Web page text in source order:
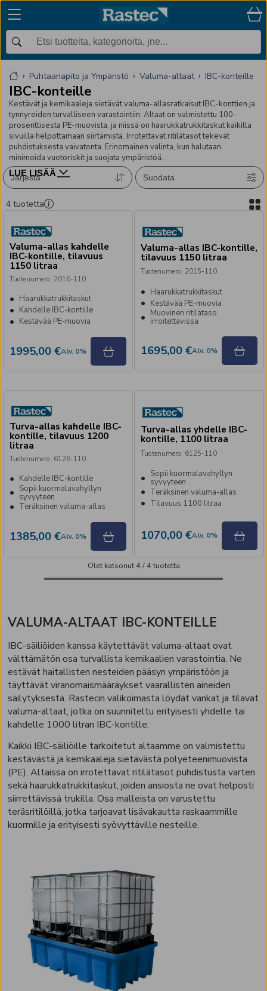
Puhtaanapito ja Ympäristö Valuma-altaat IBC-konteille
IBC-konteille
Kestävät ja kemikaaleja sietävät valuma-allasratkaisut IBC-konttien ja
tynnyreiden turvalliseen varastointiin. Altaat on valmistettu 100-
prosenttisesta PE-muovista, ja niissä on haarukkatrukkitaskut kaikilla
sivuilla helpottamaan siirtämistä. Irrotettavat ritilätasot tekevät
puhdistuksesta vaivatonta. Erinomainen valinta, kun halutaan
minimoida vuotoriskit ja suojata ympäristöä.
LUE LISÄÄ
Järjestä
4 tuotetta
Suodata
Valuma-allas kahdelle
IBC-kontille, tilavuus
1150 litraa
Tuotenumero: 2016-110
Haarukkatrukkitaskut
Kahdelle IBC-kontille
Kestävää PE-muovia
1995,00 €Alv. 0%
Valuma-allas IBC-kontille,
tilavuus 1150 litraa
Tuotenumero: 2015-110
Haarukkatrukkitaskut
Kestävää PE-muovia
Muovinen ritilätaso
irroitettavissa
1695,00 €Alv. 0%
Turva-allas kahdelle IBC-
kontille, tilavuus 1200
litraa
Tuotenumero: 6126-110
Kahdelle IBC-kontille
Sopii kuormalavahyllyn
syvyyteen
Teräksinen valuma-allas
1385,00 €Alv. 0%
Turva-allas yhdelle IBC-
kontille, 1100 litraa
Tuotenumero: 6125-110
Sopii kuormalavahyllyn
syvyyteen
Teräksinen valuma-allas
Tilavuus 1100 litraa
1070,00 €Alv. 0%
Olet katsonut 4/ 4tuotetta
VALUMA-ALTAAT IBC-KONTEILLE
IBC-säiliöiden kanssa käytettävät valuma-altaat ovat
välttämätön osa turvallista kemikaalien varastointia. Ne
estävät haitallisten nesteiden pääsyn ympäristöön ja
täyttävät viranomaismääräykset vaarallisten aineiden
säilytyksestä. Rastecin valikoimasta löydät vankat ja tilavat
valuma-altaat, jotka on suunniteltu erityisesti yhdelle tai
kahdelle 1000 litran IBC-kontille.
Kaikki IBC-säiliöille tarkoitetut altaamme on valmistettu
kestävästä ja kemikaaleja sietävästä polyeteenimuovista
(PE). Altaissa on irrotettavat ritilätasot puhdistusta varten
sekä haarukkatrukkitaskut, joiden ansiosta ne ovat helposti
siirrettävissä trukilla. Osa malleista on varustettu
teräsritilöillä, jotka tarjoavat lisävakautta raskaammille
kuormille ja erityisesti syövyttäville nesteille.